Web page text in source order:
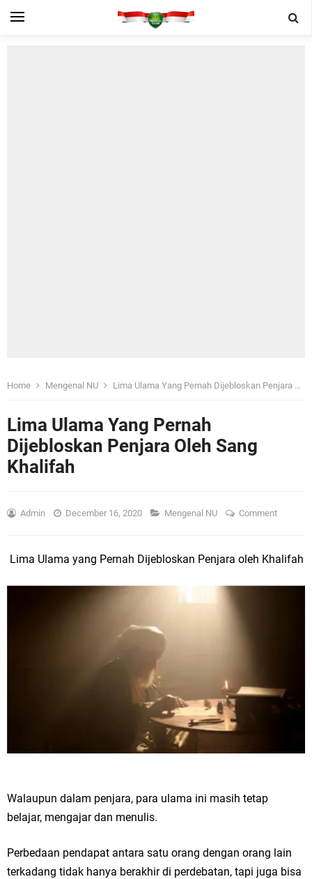
Home Mengenal NU Lima Ulama Yang Pernah Dijebloskan Penjara Oleh Sang Khalifah
Lima Ulama Yang Pernah
Dijebloskan Penjara Oleh Sang
Khalifah
Admin December 16, 2020 Mengenal NU Comment
Lima Ulama yang Pernah Dijebloskan Penjara oleh Khalifah
Walaupun dalam penjara, para ulama ini masih tetap
belajar, mengajar dan menulis.
Perbedaan pendapat antara satu orang dengan orang lain
terkadang tidak hanya berakhir di perdebatan, tapi juga bisa